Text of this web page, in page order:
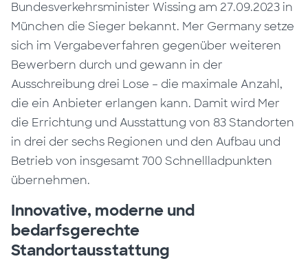
Bundesverkehrsminister Wissing am 27.09.2023 in
München die Sieger bekannt. Mer Germany setze
sich im Vergabeverfahren gegenüber weiteren
Bewerbern durch und gewann in der
Ausschreibung drei Lose – die maximale Anzahl,
die ein Anbieter erlangen kann. Damit wird Mer
die Errichtung und Ausstattung von 83 Standorten
in drei der sechs Regionen und den Aufbau und
Betrieb von insgesamt 700 Schnellladpunkten
übernehmen.
Innovative, moderne und
bedarfsgerechte
Standortausstattung